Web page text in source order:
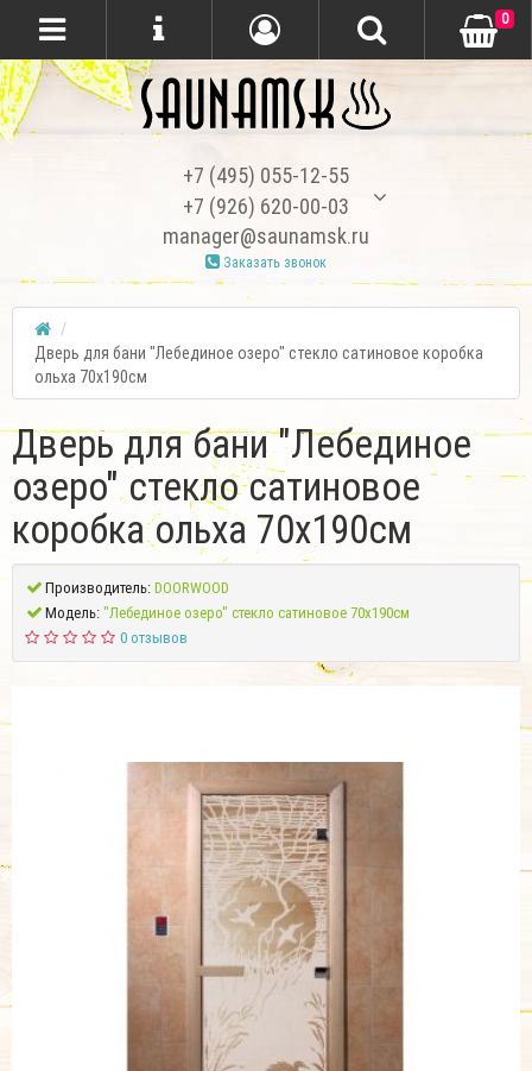
+7 (495) 055-12-55
+7 (926) 620-00-03
manager@saunamsk.ru
Заказать звонок
0
Дверь для бани "Лебединое озеро" стекло сатиновое коробка
ольха 70х190см
Дверь для бани "Лебединое
озеро" стекло сатиновое
коробка ольха 70х190см
Производитель:DOORWOOD
Модель:"Лебединое озеро" стекло сатиновое 70x190см
0 отзывов